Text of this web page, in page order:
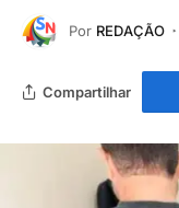
Por REDAÇÃO
Compartilhar